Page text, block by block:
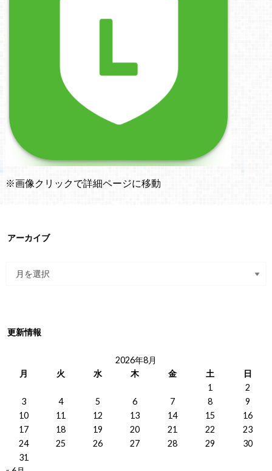
※画像クリックで詳細ページに移動
アーカイブ
更新情報
2026年8月
月
火 水 木 金 土
日
1
2
3
4 5 6 7 8
9
10
11 12 13 14 15
16
17
18 19 20 21 22
23
24
25 26 27 28 29
30
31